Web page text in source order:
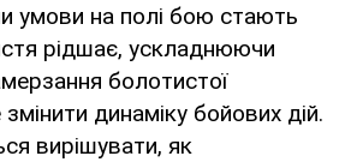
умови на полі бою стають
рідшає, ускладнюючи
болотистої
динаміку бойових дій.
вирішувати, як